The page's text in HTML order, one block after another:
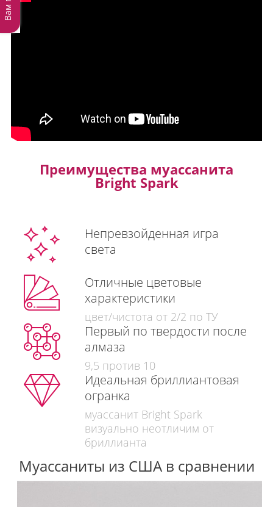
Преимущества муассанита
Bright Spark
Непревзойденная игра
света
Отличные цветовые
характеристики
цвет/чистота от 2/2 по ТУ
Первый по твердости после
алмаза
9,5 против 10
Идеальная бриллиантовая
огранка
муассанит Bright Spark
визуально неотличим от
бриллианта
Муассаниты из США в сравнении